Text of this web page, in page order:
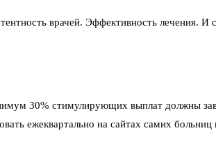
врачей. Эффективность лечения.
30% стимулирующих выплат должны
ежеквартально на сайтах самих